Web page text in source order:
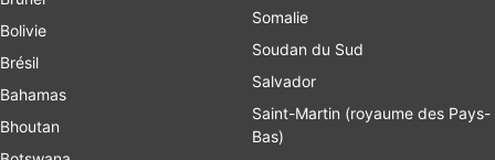
Bolivie
Brésil
Bahamas
Bhoutan
Somalie
Soudan du Sud
Salvador
Saint-Martin (royaume des Pays-
Bas)